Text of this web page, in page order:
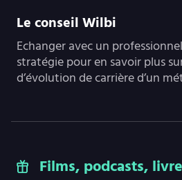
Le conseil Wilbi
Echanger avec un
stratégie pour en savoir plus
d’évolution de carrière d’un
Films, podcasts,